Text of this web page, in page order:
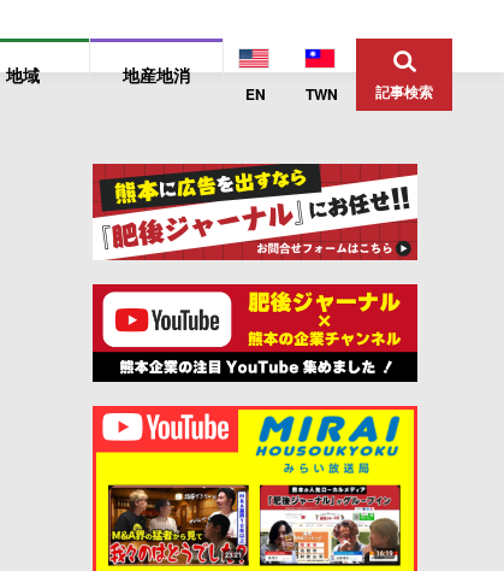
地域 地産地消
EN TWN 記事検索